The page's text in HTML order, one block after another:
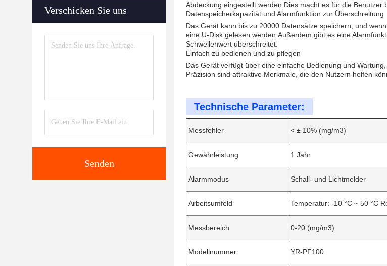
Verschicken Sie uns
Senden
Abdeckung eingestellt werden.Dies macht es für die Benutzer
Datenspeicherkapazität und Alarmfunktion zur Überschreitung
Das Gerät kann bis zu 20000 Datensätze speichern, und
eine U-Disk gelesen werden.Außerdem gibt es eine
Schwellenwert überschreitet.
Einfach zu bedienen und zu pflegen
Das Gerät verfügt über eine einfache Bedienung und
Präzision sind attraktive Merkmale, die den Nutzern helfen
Technische Parameter:
Messfehler < ± 10% (mg/m3)
Gewährleistung 1 Jahr
Alarmmodus Schall- und Lichtmelder
Arbeitsumfeld Temperatur: -10 °C ~ 50 °C
Messbereich 0-20 (mg/m3)
Modellnummer YR-PF100